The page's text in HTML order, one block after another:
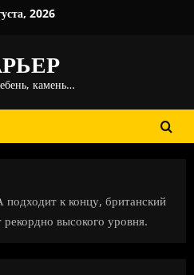
2026
камень…
к концу, британский
высокого уровня.